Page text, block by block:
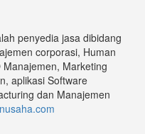
penyedia jasa dibidang
corporasi, Human
Marketing
aplikasi Software
dan Manajemen